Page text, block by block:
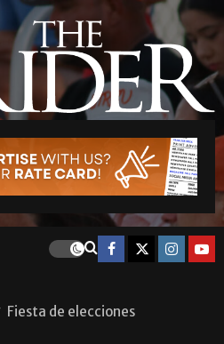
Fiesta de elecciones